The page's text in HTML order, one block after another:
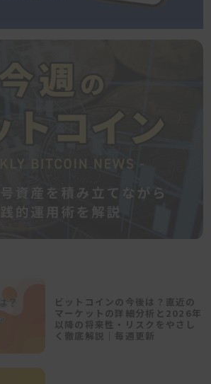
ビットコインの今後は？直近の
マーケットの詳細分析と2026年
以降の将来性・リスクをやさし
く徹底解説｜毎週更新